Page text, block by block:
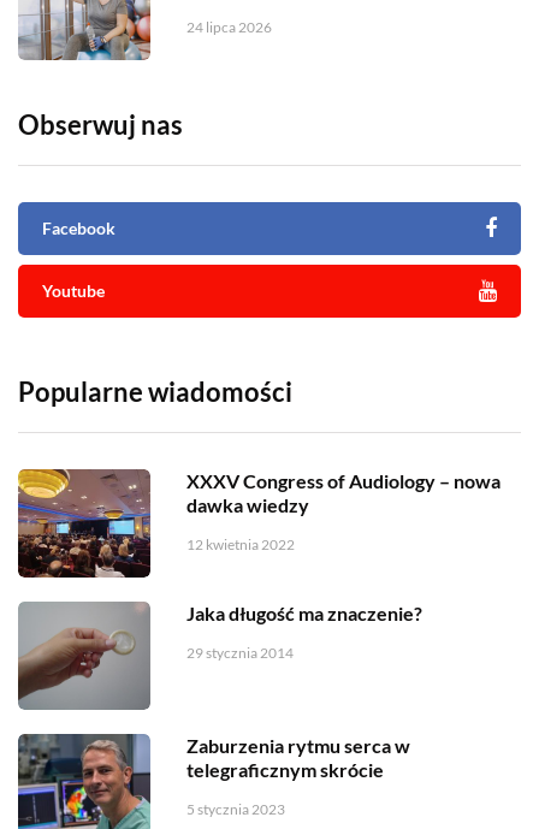
24 lipca 2026
Obserwuj nas
Facebook
Youtube
Popularne wiadomości
XXXV Congress of Audiology – nowa
dawka wiedzy
12 kwietnia 2022
Jaka długość ma znaczenie?
29 stycznia 2014
Zaburzenia rytmu serca w
telegraficznym skrócie
5 stycznia 2023